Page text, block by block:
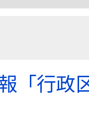
「行政